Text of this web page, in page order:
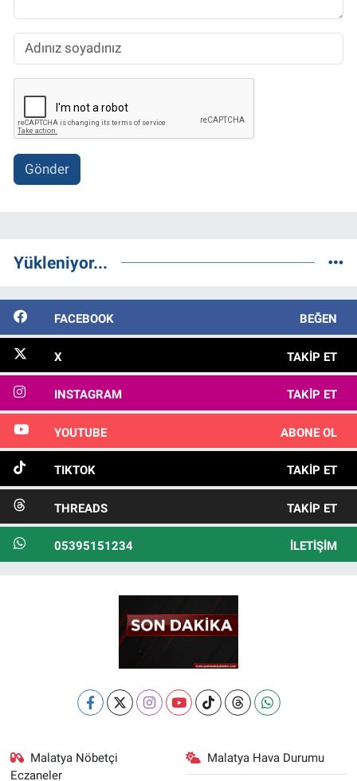
Gönder
Yükleniyor...
FACEBOOK BEĞEN
X TAKIP ET
INSTAGRAM TAKIP ET
YOUTUBE ABONE OL
TIKTOK TAKIP ET
THREADS TAKIP ET
05395151234 İLETIŞIM
Malatya Nöbetçi
Eczaneler
Malatya Hava Durumu